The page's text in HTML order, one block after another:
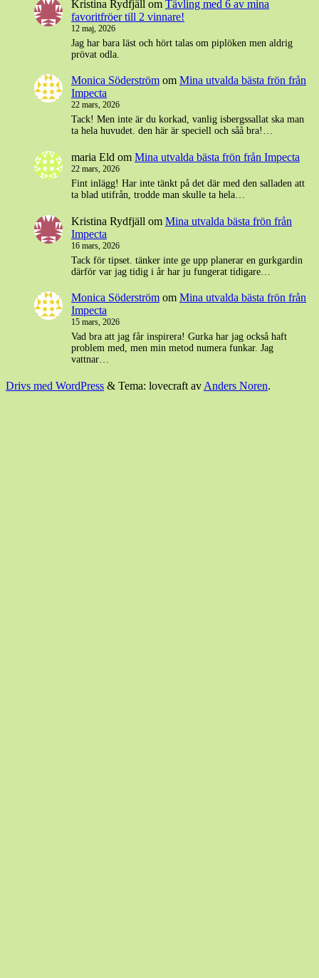
Kristina Rydfjäll om Tävling med 6 av mina
favoritfröer till 2 vinnare!
12 maj, 2026
Jag har bara läst och hört talas om piplöken men aldrig
prövat odla.
Monica Söderström om Mina utvalda bästa frön från
Impecta
22 mars, 2026
Tack! Men inte är du korkad, vanlig isbergssallat ska man
ta hela huvudet. den här är speciell och såå bra!…
maria Eld om Mina utvalda bästa frön från Impecta
22 mars, 2026
Fint inlägg! Har inte tänkt på det där med den salladen att
ta blad utifrån, trodde man skulle ta hela…
Kristina Rydfjäll om Mina utvalda bästa frön från
Impecta
16 mars, 2026
Tack för tipset. tänker inte ge upp planerar en gurkgardin
därför var jag tidig i år har ju fungerat tidigare…
Monica Söderström om Mina utvalda bästa frön från
Impecta
15 mars, 2026
Vad bra att jag får inspirera! Gurka har jag också haft
problem med, men min metod numera funkar. Jag
vattnar…
Drivs med WordPress & Tema: lovecraft av Anders Noren.